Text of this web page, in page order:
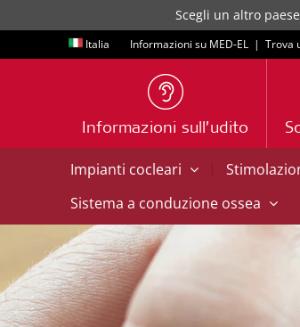
Scegli un altro
Italia Informazioni su MED-EL | Trova
Informazioni sull’udito
Impianti cocleari |
Sistema a conduzione ossea